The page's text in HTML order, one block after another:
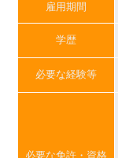
雇用期間
学歴
必要な経験等
必要な免許・資格